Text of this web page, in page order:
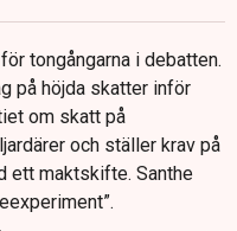
tongångarna i debatten.
på höjda skatter inför
om skatt på
och ställer krav på
ett maktskifte. Santhe